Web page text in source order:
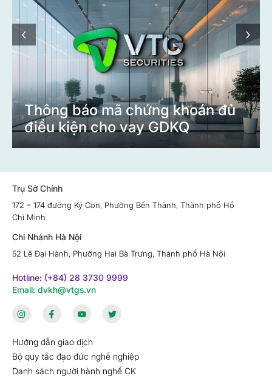
Thông báo mã chứng khoán đủ
điều kiện cho vay GDKQ
‹ ›
Trụ Sở Chính
172 – 174 đường Ký Con, Phường Bến Thành, Thành phố Hồ
Chí Minh
Chi Nhánh Hà Nội
52 Lê Đại Hành, Phường Hai Bà Trưng, Thành phố Hà Nội
Hotline: (+84) 28 3730 9999
Email: dvkh@vtgs.vn
Hướng dẫn giao dịch
Bộ quy tắc đạo đức nghề nghiệp
Danh sách người hành nghề CK